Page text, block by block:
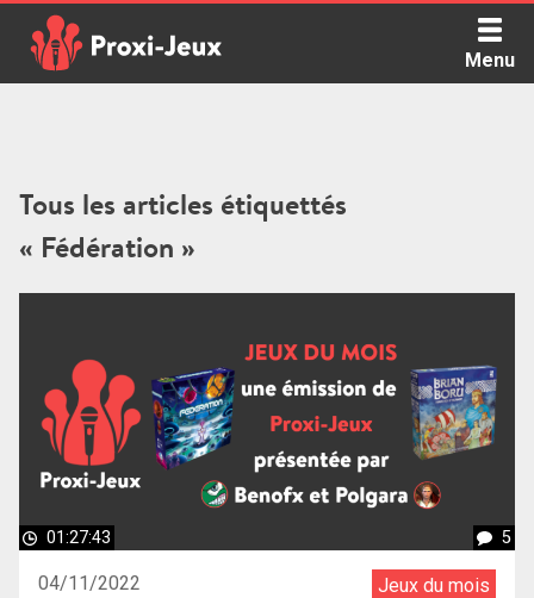
content
Menu
Tous les articles étiquettés
« Fédération »
01:27:43 5
04/11/2022 Jeux du mois